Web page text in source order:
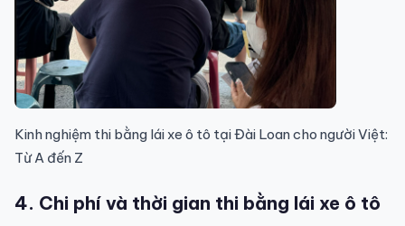
Kinh nghiệm thi bằng lái xe ô tô tại Đài Loan cho người Việt:
Từ A đến Z
4. Chi phí và thời gian thi bằng lái xe ô tô